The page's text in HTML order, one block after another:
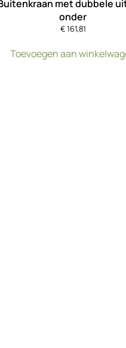
met dubbele
onder
€161,81
Toevoegen aan